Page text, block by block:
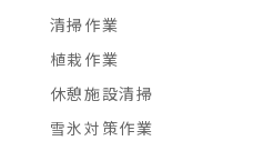
清掃作業
植栽作業
休憩施設清掃
雪氷対策作業